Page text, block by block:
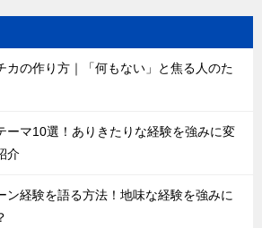
カの作り方｜「何もない」と焦る人のた
ーマ10選！ありきたりな経験を強みに変
介
ン経験を語る方法！地味な経験を強みに